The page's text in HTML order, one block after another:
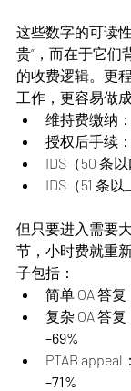
这些数字的可读
贵”，而在于它们
的收费逻辑。更
工作，更容易做
维持费缴纳
授权后手续
IDS（50 条
IDS（51 条
但只要进入需要
节，小时费就重
子包括：
简单 OA 答
复杂 OA 答
–69%
PTAB
–71%